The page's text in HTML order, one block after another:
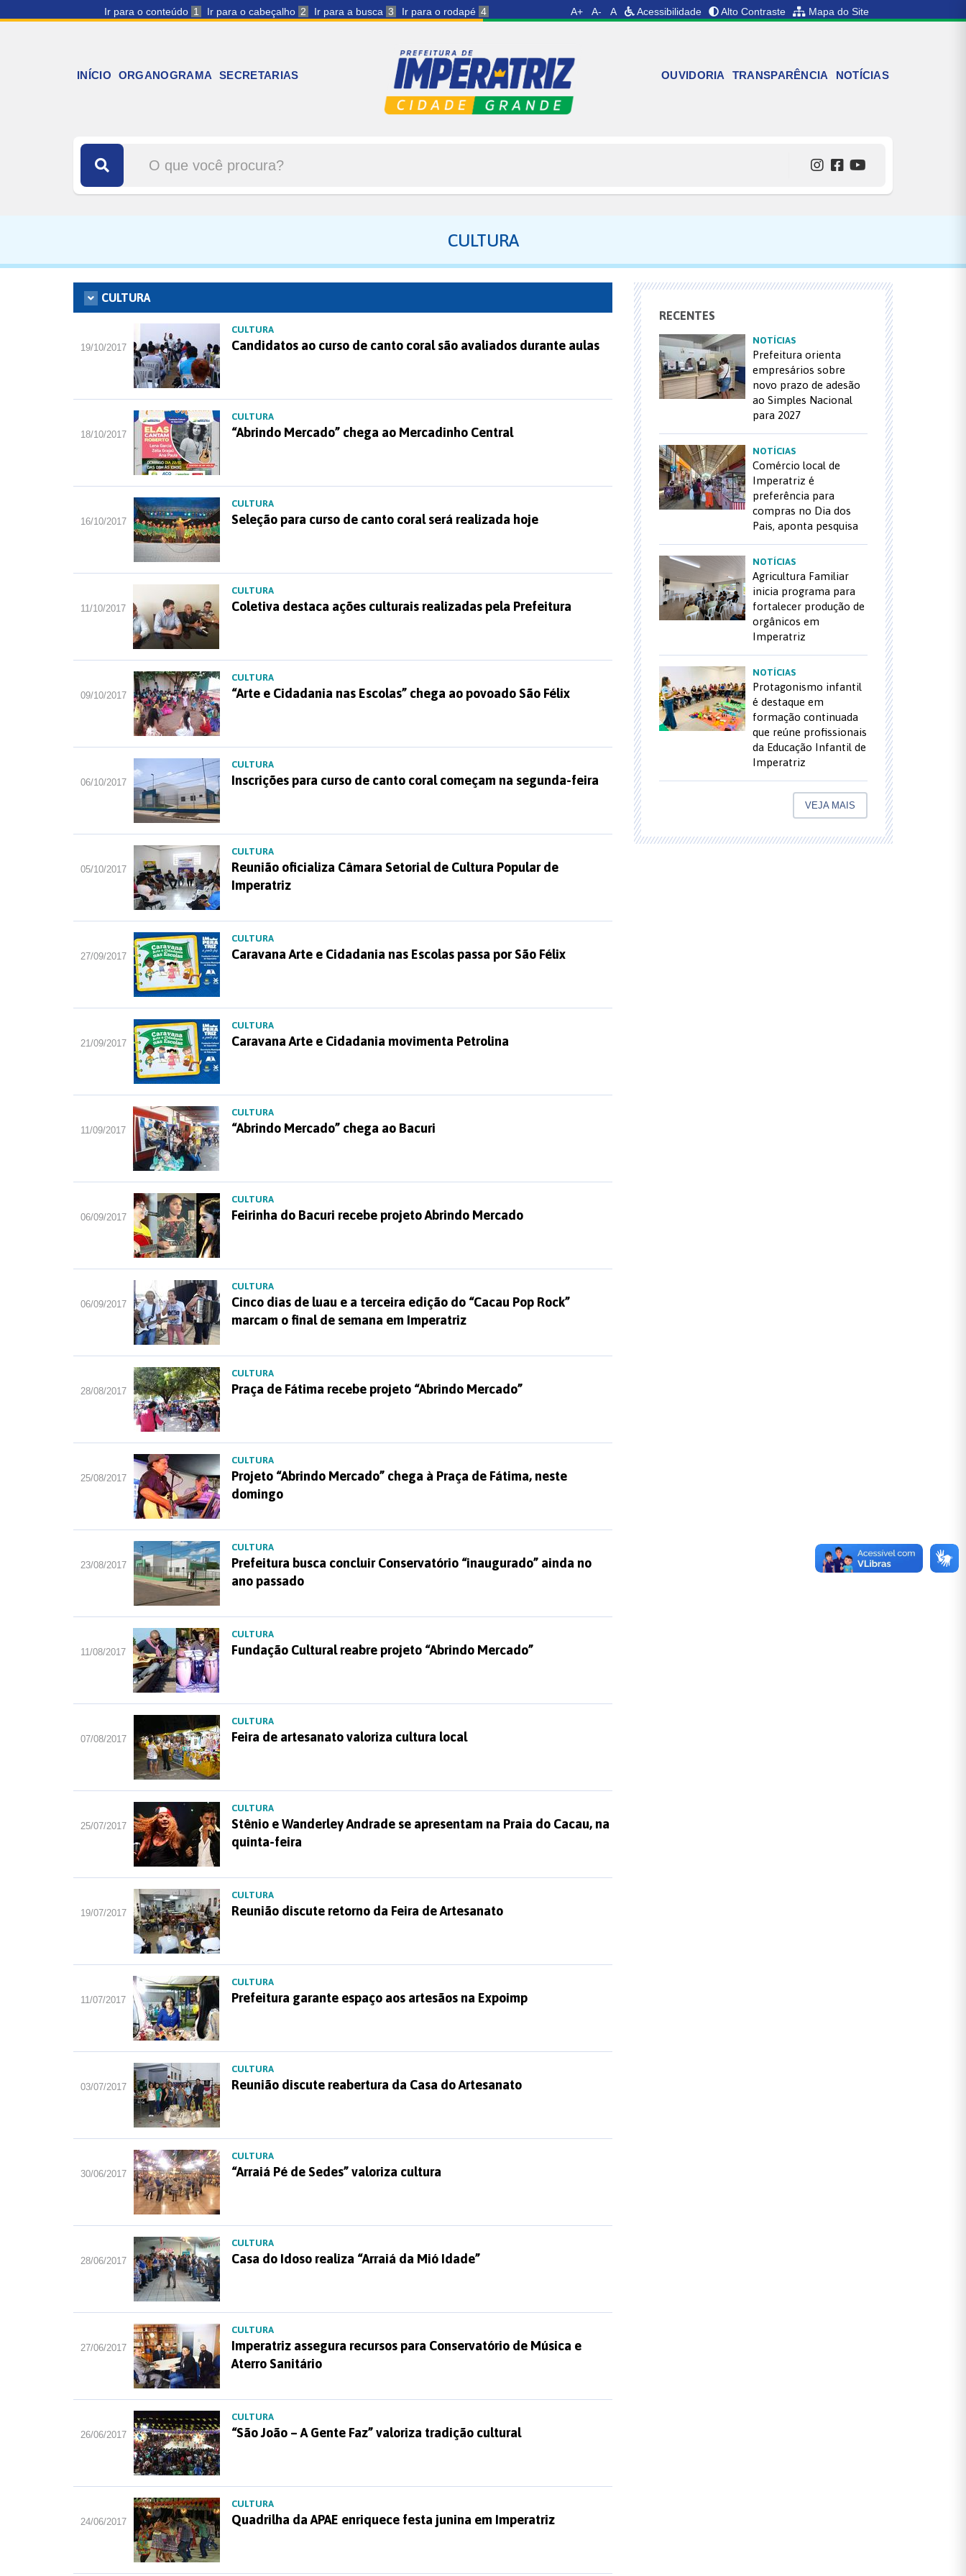
Ir para o conteúdo 1 Ir para o cabeçalho 2 Ir para a busca 3 Ir para o rodapé 4 A+ A- A Acessibilidade Alto Contraste Mapa do Site
INÍCIO ORGANOGRAMA SECRETARIAS OUVIDORIA TRANSPARÊNCIA NOTÍCIAS
CULTURA
CULTURA
19/10/2017
CULTURA
Candidatos ao curso de canto coral são avaliados durante aulas
18/10/2017
CULTURA
“Abrindo Mercado” chega ao Mercadinho Central
16/10/2017
CULTURA
Seleção para curso de canto coral será realizada hoje
11/10/2017
CULTURA
Coletiva destaca ações culturais realizadas pela Prefeitura
09/10/2017
CULTURA
“Arte e Cidadania nas Escolas” chega ao povoado São Félix
06/10/2017
CULTURA
Inscrições para curso de canto coral começam na segunda-feira
05/10/2017
CULTURA
Reunião oficializa Câmara Setorial de Cultura Popular de
Imperatriz
27/09/2017
CULTURA
Caravana Arte e Cidadania nas Escolas passa por São Félix
21/09/2017
CULTURA
Caravana Arte e Cidadania movimenta Petrolina
11/09/2017
CULTURA
“Abrindo Mercado” chega ao Bacuri
06/09/2017
CULTURA
Feirinha do Bacuri recebe projeto Abrindo Mercado
06/09/2017
CULTURA
Cinco dias de luau e a terceira edição do “Cacau Pop Rock”
marcam o final de semana em Imperatriz
28/08/2017
CULTURA
Praça de Fátima recebe projeto “Abrindo Mercado”
25/08/2017
CULTURA
Projeto “Abrindo Mercado” chega à Praça de Fátima, neste
domingo
23/08/2017
CULTURA
Prefeitura busca concluir Conservatório “inaugurado” ainda no
ano passado
11/08/2017
CULTURA
Fundação Cultural reabre projeto “Abrindo Mercado”
07/08/2017
CULTURA
Feira de artesanato valoriza cultura local
25/07/2017
CULTURA
Stênio e Wanderley Andrade se apresentam na Praia do Cacau, na
quinta-feira
19/07/2017
CULTURA
Reunião discute retorno da Feira de Artesanato
11/07/2017
CULTURA
Prefeitura garante espaço aos artesãos na Expoimp
03/07/2017
CULTURA
Reunião discute reabertura da Casa do Artesanato
30/06/2017
CULTURA
“Arraiá Pé de Sedes” valoriza cultura
28/06/2017
CULTURA
Casa do Idoso realiza “Arraiá da Mió Idade”
27/06/2017
CULTURA
Imperatriz assegura recursos para Conservatório de Música e
Aterro Sanitário
26/06/2017
CULTURA
“São João – A Gente Faz” valoriza tradição cultural
24/06/2017
CULTURA
Quadrilha da APAE enriquece festa junina em Imperatriz
RECENTES
NOTÍCIAS
Prefeitura orienta
empresários sobre
novo prazo de adesão
ao Simples Nacional
para 2027
NOTÍCIAS
Comércio local de
Imperatriz é
preferência para
compras no Dia dos
Pais, aponta pesquisa
NOTÍCIAS
Agricultura Familiar
inicia programa para
fortalecer produção de
orgânicos em
Imperatriz
NOTÍCIAS
Protagonismo infantil
é destaque em
formação continuada
que reúne profissionais
da Educação Infantil de
Imperatriz
VEJA MAIS